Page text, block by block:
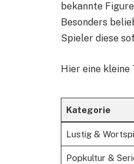
bekannte
Besonders
Spieler diese
Hier eine kleine
Kategorie
Lustig &
Popkultur &